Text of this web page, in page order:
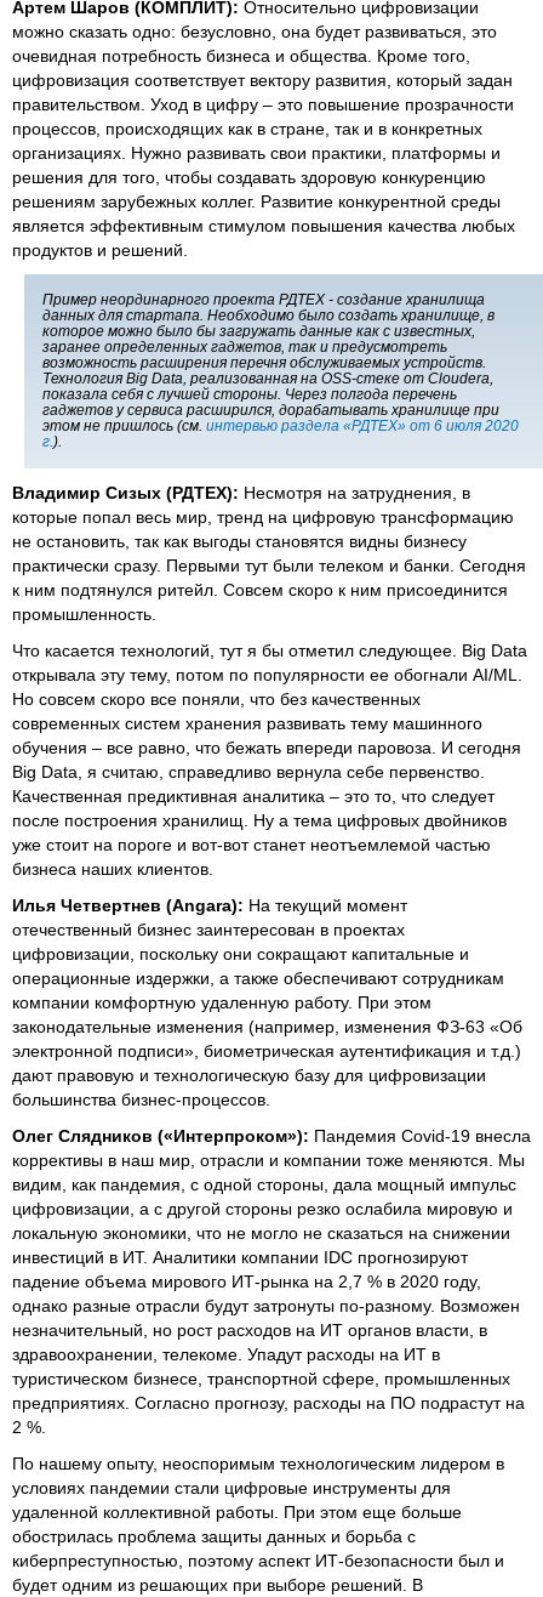
Артем Шаров (КОМПЛИТ): Относительно цифровизации
можно сказать одно: безусловно, она будет развиваться, это
очевидная потребность бизнеса и общества. Кроме того,
цифровизация соответствует вектору развития, который задан
правительством. Уход в цифру – это повышение прозрачности
процессов, происходящих как в стране, так и в конкретных
организациях. Нужно развивать свои практики, платформы и
решения для того, чтобы создавать здоровую конкуренцию
решениям зарубежных коллег. Развитие конкурентной среды
является эффективным стимулом повышения качества любых
продуктов и решений.
Пример неординарного проекта РДТЕХ - создание хранилища
данных для стартапа. Необходимо было создать хранилище, в
которое можно было бы загружать данные как с известных,
заранее определенных гаджетов, так и предусмотреть
возможность расширения перечня обслуживаемых устройств.
Технология Big Data, реализованная на OSS-стеке от Cloudera,
показала себя с лучшей стороны. Через полгода перечень
гаджетов у сервиса расширился, дорабатывать хранилище при
этом не пришлось (см. интервью раздела «РДТЕХ» от 6 июля 2020
г. ).
Владимир Сизых (РДТЕХ): Несмотря на затруднения, в
которые попал весь мир, тренд на цифровую трансформацию
не остановить, так как выгоды становятся видны бизнесу
практически сразу. Первыми тут были телеком и банки. Сегодня
к ним подтянулся ритейл. Совсем скоро к ним присоединится
промышленность.
Что касается технологий, тут я бы отметил следующее. Big Data
открывала эту тему, потом по популярности ее обогнали AI/ML.
Но совсем скоро все поняли, что без качественных
современных систем хранения развивать тему машинного
обучения – все равно, что бежать впереди паровоза. И сегодня
Big Data, я считаю, справедливо вернула себе первенство.
Качественная предиктивная аналитика – это то, что следует
после построения хранилищ. Ну а тема цифровых двойников
уже стоит на пороге и вот-вот станет неотъемлемой частью
бизнеса наших клиентов.
Илья Четвертнев (Angara): На текущий момент
отечественный бизнес заинтересован в проектах
цифровизации, поскольку они сокращают капитальные и
операционные издержки, а также обеспечивают сотрудникам
компании комфортную удаленную работу. При этом
законодательные изменения (например, изменения ФЗ-63 «Об
электронной подписи», биометрическая аутентификация и т.д.)
дают правовую и технологическую базу для цифровизации
большинства бизнес-процессов.
Олег Слядников («Интерпроком»): Пандемия Covid-19 внесла
коррективы в наш мир, отрасли и компании тоже меняются. Мы
видим, как пандемия, с одной стороны, дала мощный импульс
цифровизации, а с другой стороны резко ослабила мировую и
локальную экономики, что не могло не сказаться на снижении
инвестиций в ИТ. Аналитики компании IDC прогнозируют
падение объема мирового ИТ-рынка на 2,7 % в 2020 году,
однако разные отрасли будут затронуты по-разному. Возможен
незначительный, но рост расходов на ИТ органов власти, в
здравоохранении, телекоме. Упадут расходы на ИТ в
туристическом бизнесе, транспортной сфере, промышленных
предприятиях. Согласно прогнозу, расходы на ПО подрастут на
2 %.
По нашему опыту, неоспоримым технологическим лидером в
условиях пандемии стали цифровые инструменты для
удаленной коллективной работы. При этом еще больше
обострилась проблема защиты данных и борьба с
киберпреступностью, поэтому аспект ИТ-безопасности был и
будет одним из решающих при выборе решений. В